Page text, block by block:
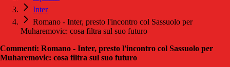
Inter
Romano - Inter, presto l'incontro col Sassuolo per
Muharemovic: cosa filtra sul suo futuro
Commenti: Romano - Inter, presto l'incontro col Sassuolo per
Muharemovic: cosa filtra sul suo futuro